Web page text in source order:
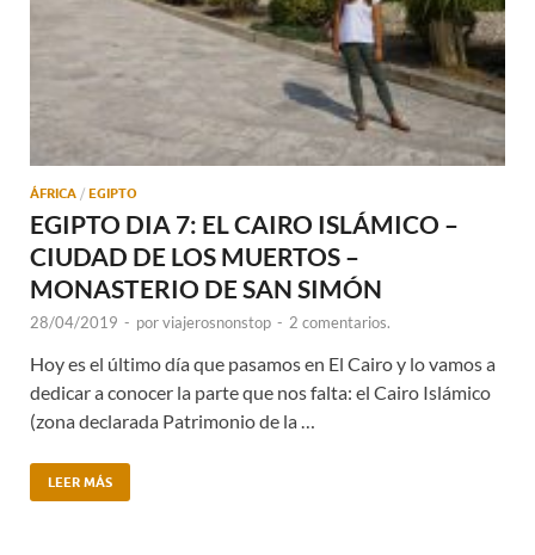
ÁFRICA / EGIPTO
EGIPTO DIA 7: EL CAIRO ISLÁMICO –
CIUDAD DE LOS MUERTOS –
MONASTERIO DE SAN SIMÓN
28/04/2019 - porviajerosnonstop - 2 comentarios.
Hoy es el último día que pasamos en El Cairo y lo vamos a
dedicar a conocer la parte que nos falta: el Cairo Islámico
(zona declarada Patrimonio de la …
LEER MÁS